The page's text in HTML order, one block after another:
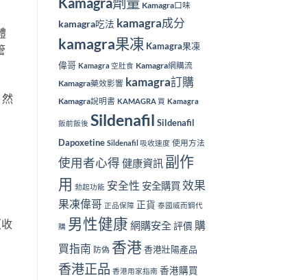
Kamagra口味
kamagra吃法 kamagra成分
kamagra果凍 Kamagra果凍
偉哥 Kamagra 空肚食 Kamagra網購流
Kamagra藥效影響 kamagra訂購
Kamagra說明書 KAMAGRA 買 Kamagra
飯前飯後 Sildenafil Sildenafil
Dapoxetine Sildenafil 吸收速度 使用方法
使用者心得 健康資訊 副作
用 勃起功能 安全性 安全購買 效果
果凍偉哥 正品保障 正貨 泰國威而鋼代
購 男性健康 網購安全 評價 購
買指南 防偽 香港 香港壯陽產品
香港正品 香港用家指南 香港購買